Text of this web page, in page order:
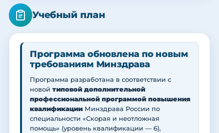
Учебный план
Программа обновлена по новым
требованиям Минздрава
Программа разработана в соответствии с
новой типовой дополнительной
профессиональной программой повышения
квалификации Минздрава России по
специальности «Скорая и неотложная
помощь» (уровень квалификации — 6),